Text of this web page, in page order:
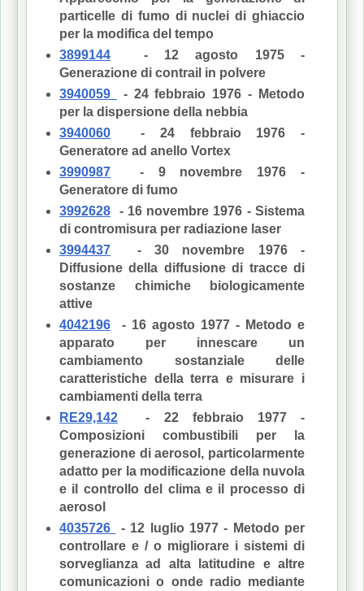
particelle di fumo di nuclei di ghiaccio
per la modifica del tempo
3899144 - 12 agosto 1975 -
Generazione di contrail in polvere
3940059
- 24 febbraio 1976 - Metodo
per la dispersione della nebbia
3940060 - 24 febbraio 1976 -
Generatore ad anello Vortex
3990987 - 9 novembre 1976 -
Generatore di fumo
3992628 - 16 novembre 1976 - Sistema
di contromisura per radiazione laser
3994437 - 30 novembre 1976 -
Diffusione della diffusione di tracce di
sostanze chimiche biologicamente
attive
4042196 - 16 agosto 1977 - Metodo e
apparato per innescare un
cambiamento sostanziale delle
caratteristiche della terra e misurare i
cambiamenti della terra
RE29,142 - 22 febbraio 1977 -
Composizioni combustibili per la
generazione di aerosol, particolarmente
adatto per la modificazione della nuvola
e il controllo del clima e il processo di
aerosol
4035726
- 12 luglio 1977 - Metodo per
controllare e / o migliorare i sistemi di
sorveglianza ad alta latitudine e altre
comunicazioni o onde radio mediante